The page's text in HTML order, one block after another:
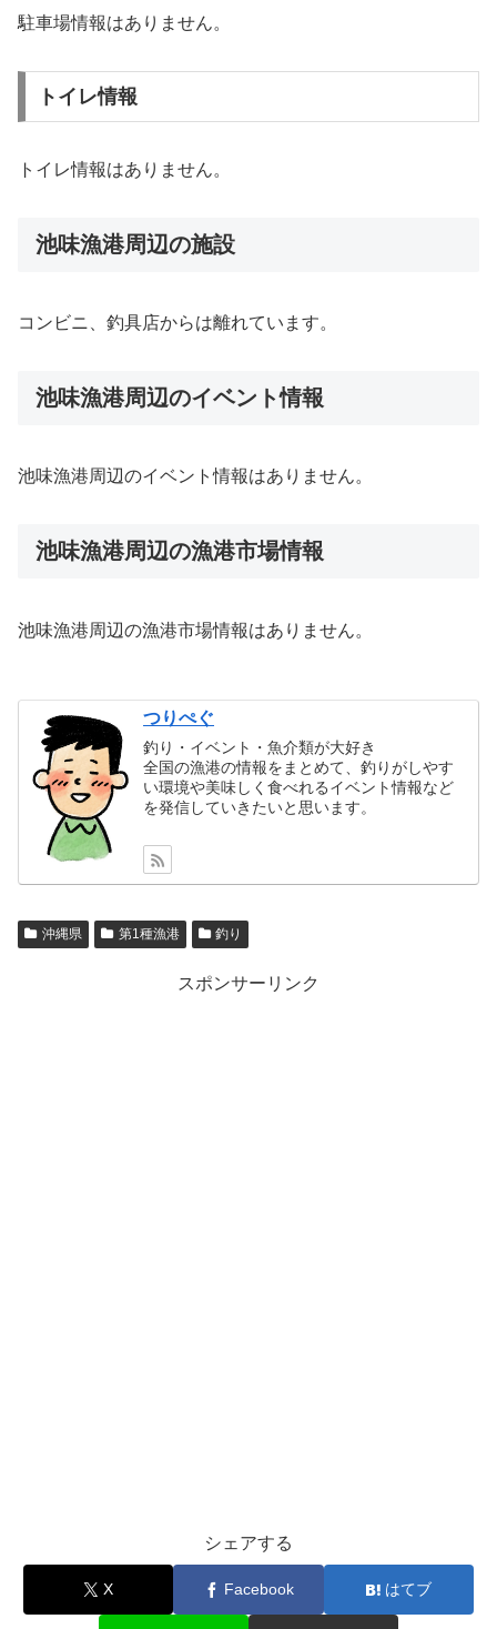
駐車場情報はありません。
トイレ情報
トイレ情報はありません。
池味漁港周辺の施設
コンビニ、釣具店からは離れています。
池味漁港周辺のイベント情報
池味漁港周辺のイベント情報はありません。
池味漁港周辺の漁港市場情報
池味漁港周辺の漁港市場情報はありません。
つりぺぐ
釣り・イベント・魚介類が大好き
全国の漁港の情報をまとめて、釣りがしやす
い環境や美味しく食べれるイベント情報など
を発信していきたいと思います。
沖縄県 第1種漁港 釣り
スポンサーリンク
シェアする
X Facebook はてブ